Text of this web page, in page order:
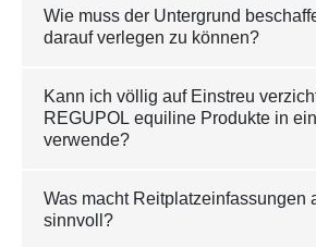
Wie muss der Untergrund
darauf verlegen zu können?
Kann ich völlig auf Einstreu
REGUPOL equiline Produkte in
verwende?
Was macht Reitplatzeinfassungen
sinnvoll?